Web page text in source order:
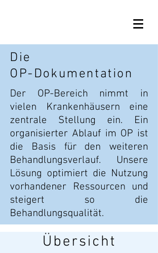
Die
OP-Dokumentation
Der OP-Bereich nimmt in
vielen Krankenhäusern eine
zentrale Stellung ein. Ein
organisierter Ablauf im OP ist
die Basis für den weiteren
Behandlungsverlauf. Unsere
Lösung optimiert die Nutzung
vorhandener Ressourcen und
steigert so die
Behandlungsqualität.
Übersicht